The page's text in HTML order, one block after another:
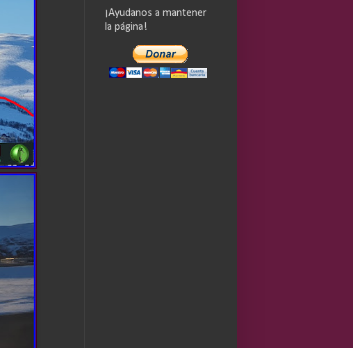
¡Ayudanos a mantener
la página!